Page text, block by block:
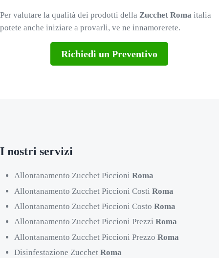
Per valutare la qualità dei prodotti dellaZucchet Roma italia
potete anche iniziare a provarli, ve ne innamorerete.
Richiedi un Preventivo
I nostri servizi
Allontanamento Zucchet PiccioniRoma
Allontanamento Zucchet Piccioni CostiRoma
Allontanamento Zucchet Piccioni CostoRoma
Allontanamento Zucchet Piccioni PrezziRoma
Allontanamento Zucchet Piccioni PrezzoRoma
Disinfestazione ZucchetRoma